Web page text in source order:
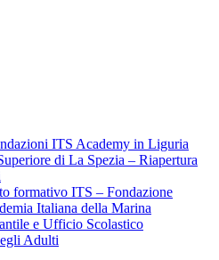
ITS Academy in Liguria
di La Spezia – Riapertura
formativo ITS – Fondazione
Italiana della Marina
e Ufficio Scolastico
Adulti